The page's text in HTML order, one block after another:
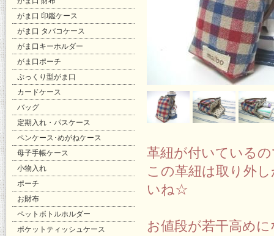
がま口 印鑑ケース
がま口 タバコケース
がま口キーホルダー
がま口ポーチ
ぷっくり型がま口
カードケース
バッグ
定期入れ・パスケース
ペンケース･めがねケース
母子手帳ケース
小物入れ
ポーチ
お財布
ペットボトルホルダー
ポケットティッシュケース
革紐が付いている
この革紐は取り外
いね☆
お値段が若干高め